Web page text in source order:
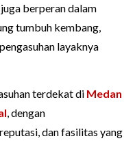
berperan dalam
tumbuh kembang,
layaknya
terdekat di Medan
, dengan
dan fasilitas yang